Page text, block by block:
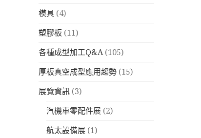
模具 (4)
塑膠板 (11)
各種成型加工Q&A(105)
厚板真空成型應用趨勢 (15)
展覽資訊 (3)
汽機車零配件展 (2)
航太設備展 (1)